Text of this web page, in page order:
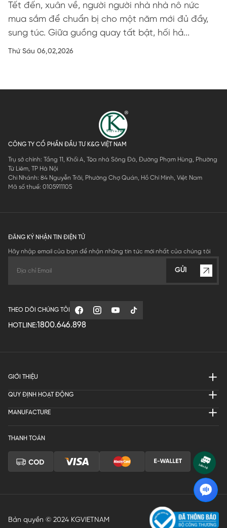
Tết đến, xuân về, người người nhà nhà nô nức
mua sắm để chuẩn bị cho một năm mới đủ đầy,
sung túc. Giữa guồng quay tất bật, hối hả...
Thứ Sáu 06,02,2026
CÔNG TY CỔ PHẦN ĐẦU TƯ K&G VIỆT NAM
Trụ sở chính: Tầng 11, Khối A, Tòa nhà Sông Đà, Đường Phạm Hùng, Phường
Từ Liêm, TP Hà Nội
Chi Nhánh: 84 Nguyễn Trãi, Phường Chợ Quán, Hồ Chí Minh, Việt Nam
Mã số thuế: 0105911105
ĐĂNG KÝ NHẬN TIN ĐIỆN TỬ
Hãy nhập email của bạn để nhận những tin tức mới nhất của chúng tôi
GỬI
THEO DÕI CHÚNG TÔI
HOTLINE:1800.646.898
GIỚI THIỆU
QUY ĐỊNH HOẠT ĐỘNG
MANUFACTURE
THANH TOÁN
Bản quyền © 2024 KGVIETNAM